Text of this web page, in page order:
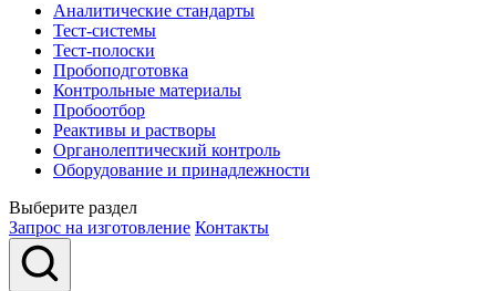
Аналитические стандарты
Тест-системы
Тест-полоски
Пробоподготовка
Контрольные материалы
Пробоотбор
Реактивы и растворы
Органолептический контроль
Оборудование и принадлежности
Выберите раздел
Запрос на изготовление Контакты